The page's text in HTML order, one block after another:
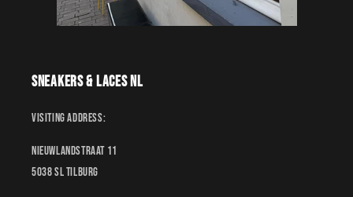
Sneakers & Laces NL
Visiting address:
Nieuwlandstraat 11
5038 SL Tilburg